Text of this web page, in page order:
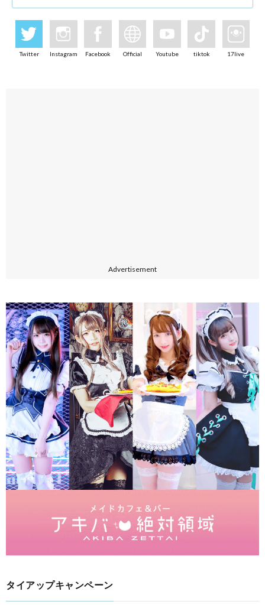
Twitter Instagram Facebook Official Youtube tiktok 17live
Advertisement
タイアップキャンペーン